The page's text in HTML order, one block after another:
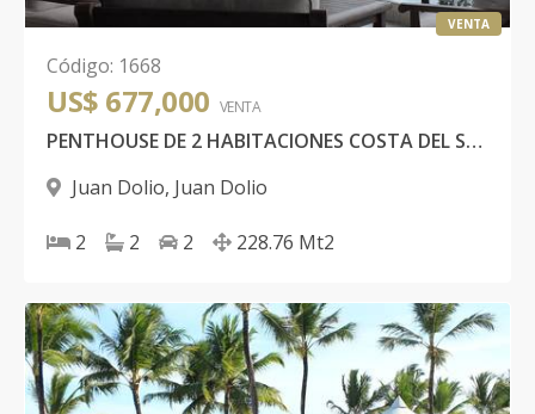
VENTA
Código: 1668
US$ 677,000 VENTA
PENTHOUSE DE 2 HABITACIONES COSTA DEL SOL II JUAN DOLIO PRIMERA LINEA DE PLAYA
Juan Dolio, Juan Dolio
2 2 2 228.76 Mt2